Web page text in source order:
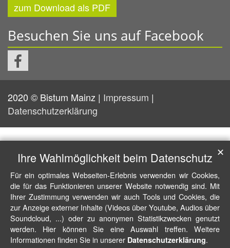
zum Download als PDF
Besuchen Sie uns auf Facebook
2020 © Bistum Mainz | Impressum |
Datenschutzerklärung
Ihre Wahlmöglichkeit beim Datenschutz
Für ein optimales Webseiten-Erlebnis verwenden wir Cookies,
die für das Funktionieren unserer Website notwendig sind. Mit
Ihrer Zustimmung verwenden wir auch Tools und Cookies, die
zur Anzeige externer Inhalte (Videos über Youtube, Audios über
Soundcloud, ...) oder zu anonymen Statistikzwecken genutzt
werden. Hier können Sie eine Auswahl treffen. Weitere
Informationen finden Sie in unserer Datenschutzerklärung.
✕